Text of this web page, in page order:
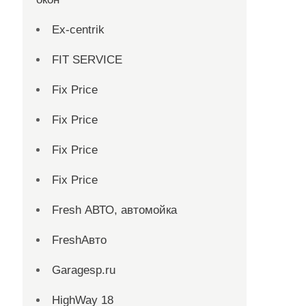
Ex-centrik
FIT SERVICE
Fix Price
Fix Price
Fix Price
Fix Price
Fresh АВТО, автомойка
FreshАвто
Garagesp.ru
HighWay 18